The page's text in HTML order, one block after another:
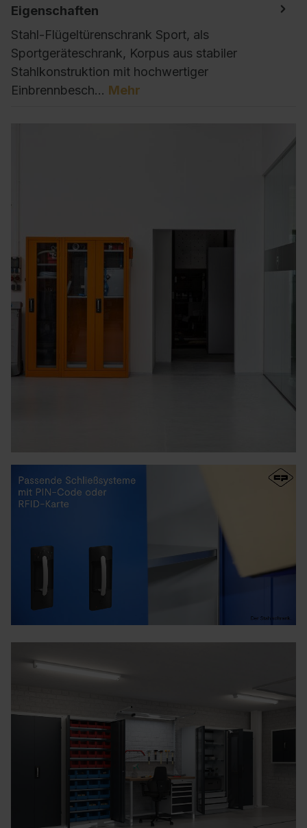
Eigenschaften
Stahl-Flügeltürenschrank Sport, als
Sportgeräteschrank, Korpus aus stabiler
Stahlkonstruktion mit hochwertiger
Einbrennbesch… Mehr